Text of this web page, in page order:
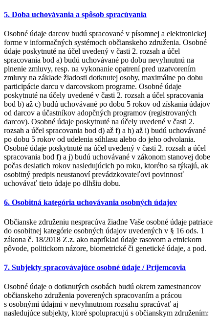
5. Doba uchovávania a spôsob spracúvania
Osobné údaje darcov budú spracované v písomnej a elektronickej
forme v informačných systémoch občianskeho združenia. Osobné
údaje poskytnuté na účel uvedený v časti 2. rozsah a účel
spracovania bod a) budú uchovávané po dobu nevyhnutnú na
plnenie zmluvy, resp. na vykonanie opatrení pred uzatvorením
zmluvy na základe žiadosti dotknutej osoby, maximálne po dobu
participácie darcu v darcovskom programe. Osobné údaje
poskytnuté na účely uvedené v časti 2. rozsah a účel spracovania
bod b) až c) budú uchovávané po dobu 5 rokov od získania údajov
od darcov a účastníkov adopčných programov (registrovaných
darcov). Osobné údaje poskytnuté na účely uvedené v časti 2.
rozsah a účel spracovania bod d) až f) a h) až i) budú uchovávané
po dobu 5 rokov od udelenia súhlasu alebo do jeho odvolania.
Osobné údaje poskytnuté na účel uvedený v časti 2. rozsah a účel
spracovania bod f) a j) budú uchovávané v zákonom stanovej dobe
počas desiatich rokov nasledujúcich po roku, ktorého sa týkajú, ak
osobitný predpis neustanoví prevádzkovateľovi povinnosť
uchovávať tieto údaje po dlhšiu dobu.
6. Osobitná kategória uchovávania osobných údajov
Občianske združeniu nespracúva žiadne Vaše osobné údaje patriace
do osobitnej kategórie osobných údajov uvedených v § 16 ods. 1
zákona č. 18/2018 Z.z. ako napríklad údaje rasovom a etnickom
pôvode, politickom názore, biometrické či genetické údaje, a pod.
7. Subjekty spracovávajúce osobné údaje / Príjemcovia
Osobné údaje o dotknutých osobách budú okrem zamestnancov
občianskeho združenia poverených spracovaním a prácou
s osobnými údajmi v nevyhnutnom rozsahu spracúvať aj
nasledujúce subjekty, ktoré spolupracujú s občianskym združením: